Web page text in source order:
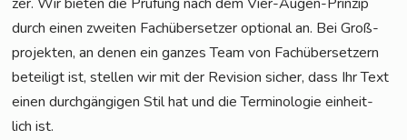
durch einen zwei­ten Fach­über­set­zer optio­nal an. Bei Groß­
pro­jek­ten, an denen ein gan­zes Team von Fach­über­set­zern
betei­ligt ist, stel­len wir mit der Revi­si­on sicher, dass Ihr Text
einen durch­gän­gi­gen Stil hat und die Ter­mi­no­lo­gie ein­heit­
lich ist.